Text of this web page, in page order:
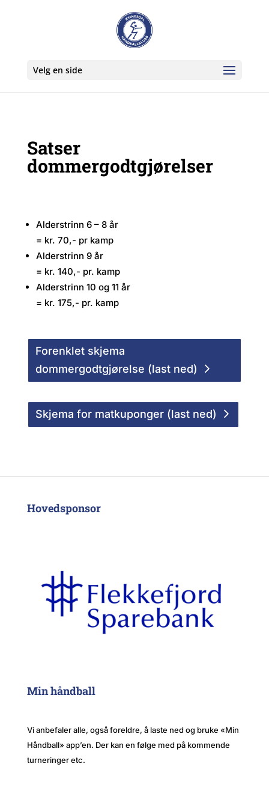
Velg en side
Satser
dommergodtgjørelser
Alderstrinn 6 – 8 år
= kr. 70,- pr kamp
Alderstrinn 9 år
= kr. 140,- pr. kamp
Alderstrinn 10 og 11 år
= kr. 175,- pr. kamp
Forenklet skjema
dommergodtgjørelse (last ned)
Skjema for matkuponger (last ned)
Hovedsponsor
Min håndball
Vi anbefaler alle, også foreldre, å laste ned og bruke «Min
Håndball» app’en. Der kan en følge med på kommende
turneringer etc.